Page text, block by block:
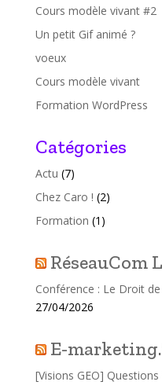
Cours modèle vivant #2
Un petit Gif animé ?
voeux
Cours modèle vivant
Formation WordPress
Catégories
Actu (7)
Chez Caro ! (2)
Formation (1)
RéseauCom
Conférence : Le Droit
27/04/2026
E-
[Visions GEO]